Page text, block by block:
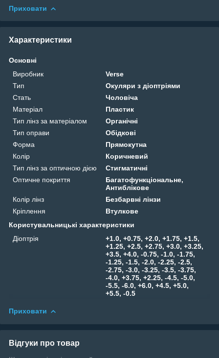
Приховати
Характеристики
Основні
Виробник
Verse
Тип
Окуляри з діоптріями
Стать
Чоловіча
Матеріал
Пластик
Тип лінз за матеріалом
Органічні
Тип оправи
Обідкові
Форма
Прямокутна
Колір
Коричневий
Тип лінз за оптичною дією
Стигматичні
Оптичне покриття
Багатофункціональне,
Антиблікове
Колір лінз
Безбарвні лінзи
Кріплення
Втулкове
Користувальницькі характеристики
Діоптрія
+1.0, +0.75, +2.0, +1.75, +1.5,
+1.25, +2.5, +2.75, +3.0, +3.25,
+3.5, +4.0, -0.75, -1.0, -1.75,
-1.25, -1.5, -2.0, -2.25, -2.5,
-2.75, -3.0, -3.25, -3.5, -3.75,
-4.0, +3.75, +2.25, -4.5, -5.0,
-5.5, -6.0, +6.0, +4.5, +5.0,
+5.5, -0.5
Приховати
Відгуки про товар